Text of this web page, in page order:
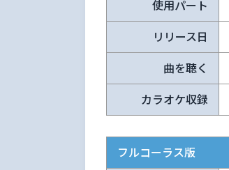
使用パート
リリース日
曲を聴く
カラオケ収録
フルコーラス版